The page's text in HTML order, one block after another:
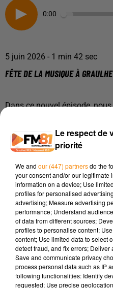
0:00
5 juin 2026 - 1 min 42 sec
FÊTE DE LA MUSIQUE À
Dans ce nouvel épisode,
présente un événement
à Graulhet : le 20 juin, sur la
Le programme de cette
L'événement mettra en
quartier.
Le public pourra
de Jean-Jacques
Clémentine.
Le groupe G.C. Los
partie.
À partir de 17h, la
musique, ainsi qu'une
Le respect de
priorité
We and our (447) partnersdo the
your consent and/or our legitimate
information on a device; Use
profiles for personalised
advertising; Measure advertising
performance; Understand
of data from different sources;
profiles to personalise content;
content; Use limited data to select
detect fraud, and fix errors;
Save and communicate privacy
process personal data such as IP
following functionalities: Identify
requested; Use precise